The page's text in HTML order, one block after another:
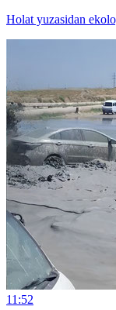
Holat yuzasidan
11:52